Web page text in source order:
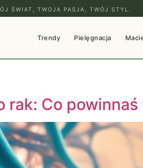
ŚWIAT, TWOJA PASJA, TWÓJ STYL.
Trendy Pielęgnacja
rak: Co